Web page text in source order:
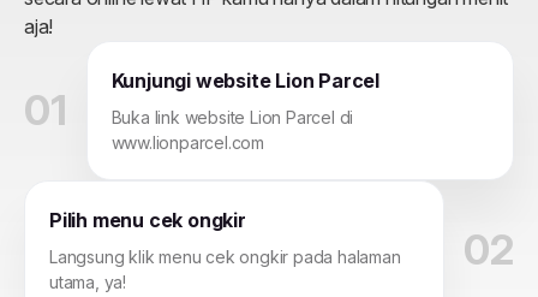
aja!
01
Kunjungi website Lion Parcel
Buka link website Lion Parcel di
www.lionparcel.com
02
Pilih menu cek ongkir
Langsung klik menu cek ongkir pada halaman
utama, ya!